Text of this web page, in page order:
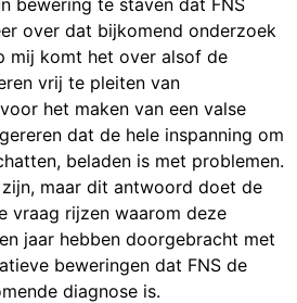
over dat bijkomend onderzoek
mij komt het over alsof de
vrij te pleiten van
het maken van een valse
dat de hele inspanning om
beladen is met problemen.
maar dit antwoord doet de
vraag rijzen waarom deze
jaar hebben doorgebracht met
beweringen dat FNS de
diagnose is.